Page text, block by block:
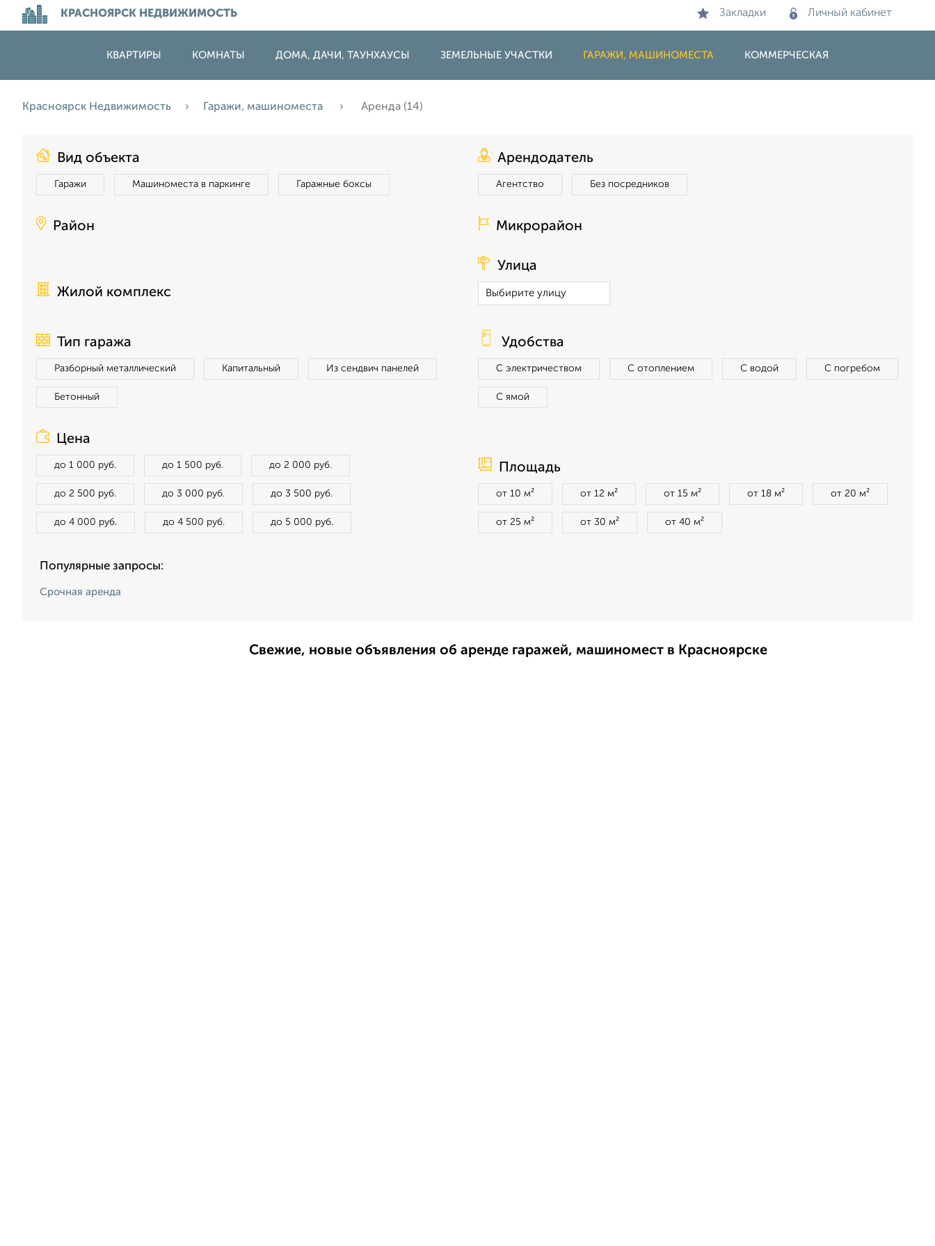
КРАСНОЯРСК НЕДВИЖИМОСТЬ Закладки Личный кабинет
КВАРТИРЫ КОМНАТЫ ДОМА, ДАЧИ, ТАУНХАУСЫ ЗЕМЕЛЬНЫЕ УЧАСТКИ ГАРАЖИ, МАШИНОМЕСТА КОММЕРЧЕСКАЯ
Красноярск Недвижимость Гаражи, машиноместа Аренда (14)
Вид объекта
Гаражи Машиноместа в паркинге Гаражные боксы
Арендодатель
Агентство Без посредников
Район Микрорайон
Жилой комплекс
Улица
Тип гаража
Разборный металлический Капитальный Из сендвич панелей
Бетонный
Удобства
С электричеством С отоплением С водой С погребом
С ямой
Цена
до 1 000 руб. до 1 500 руб. до 2 000 руб.
до 2 500 руб. до 3 000 руб. до 3 500 руб.
до 4 000 руб. до 4 500 руб. до 5 000 руб.
Площадь
от 10 м² от 12 м² от 15 м² от 18 м² от 20 м²
от 25 м² от 30 м² от 40 м²
Популярные запросы:
Срочная аренда
Свежие, новые объявления об аренде гаражей, машиномест в Красноярске